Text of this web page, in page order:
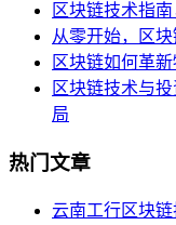
区块链技术指
从零开始，区
区块链如何革
区块链技术与
局
热门文章
云南工行区块